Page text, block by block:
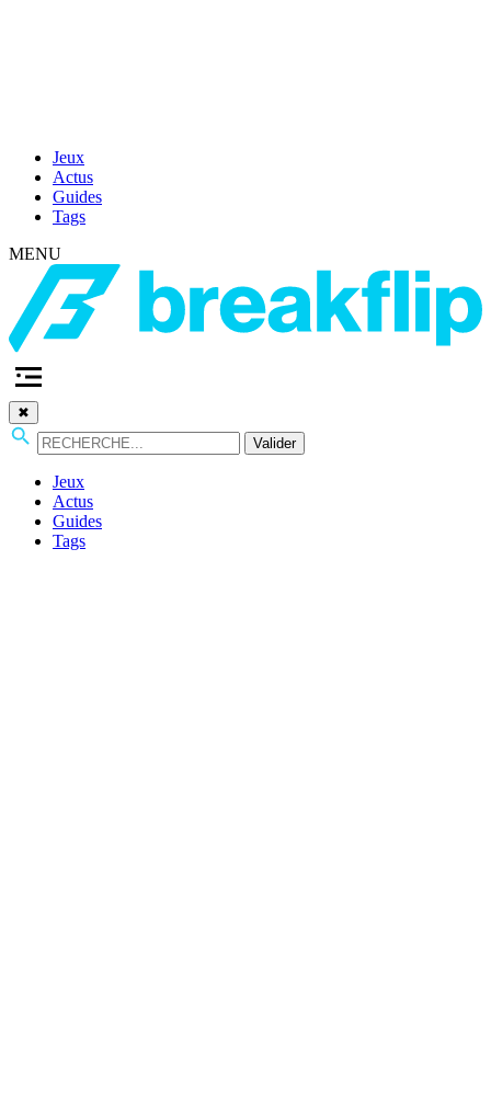
Jeux
Actus
Guides
Tags
MENU
✖
Valider
Jeux
Actus
Guides
Tags